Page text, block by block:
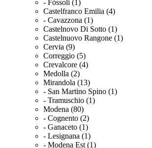
- Fòssoli (1)
Castelfranco Emilia (4)
- Cavazzona (1)
Castelnovo Di Sotto (1)
Castelnuovo Rangone (1)
Cervia (9)
Correggio (5)
Crevalcore (4)
Medolla (2)
Mirandola (13)
- San Martino Spino (1)
- Tramuschio (1)
Modena (80)
- Cognento (2)
- Ganaceto (1)
- Lesignana (1)
- Modena Est (1)